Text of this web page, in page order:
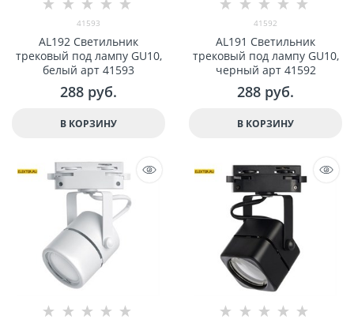
41593
AL192 Светильник
трековый под лампу GU10,
белый арт 41593
288 руб.
В КОРЗИНУ
41592
AL191 Светильник
трековый под лампу GU10,
черный арт 41592
288 руб.
В КОРЗИНУ